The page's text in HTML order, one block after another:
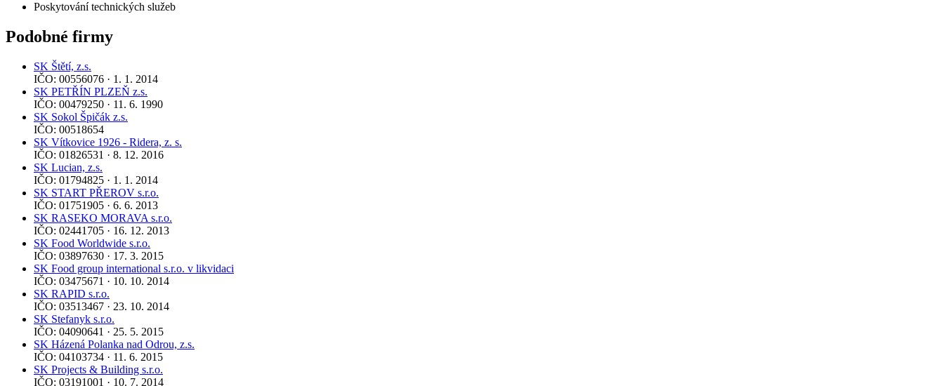
Poskytování technických služeb
Podobné firmy
SK Štětí, z.s.
IČO: 00556076 · 1. 1. 2014
SK PETŘÍN PLZEŇ z.s.
IČO: 00479250 · 11. 6. 1990
SK Sokol Špičák z.s.
IČO: 00518654
SK Vítkovice 1926 - Ridera, z. s.
IČO: 01826531 · 8. 12. 2016
SK Lucian, z.s.
IČO: 01794825 · 1. 1. 2014
SK START PŘEROV s.r.o.
IČO: 01751905 · 6. 6. 2013
SK RASEKO MORAVA s.r.o.
IČO: 02441705 · 16. 12. 2013
SK Food Worldwide s.r.o.
IČO: 03897630 · 17. 3. 2015
SK Food group international s.r.o. v likvidaci
IČO: 03475671 · 10. 10. 2014
SK RAPID s.r.o.
IČO: 03513467 · 23. 10. 2014
SK Stefanyk s.r.o.
IČO: 04090641 · 25. 5. 2015
SK Házená Polanka nad Odrou, z.s.
IČO: 04103734 · 11. 6. 2015
SK Projects & Building s.r.o.
IČO: 03191001 · 10. 7. 2014